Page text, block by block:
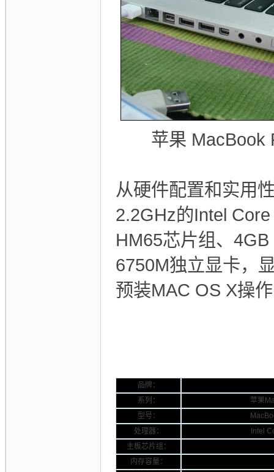
苹果 MacBook
从硬件配置和实用
2.2GHz的Intel
HM65芯片组、
6750M独立显卡，
预装MAC OS X操
品牌：
系列：
苹果
型号：
处理器：
Intel
主板芯片组：
内存容量：